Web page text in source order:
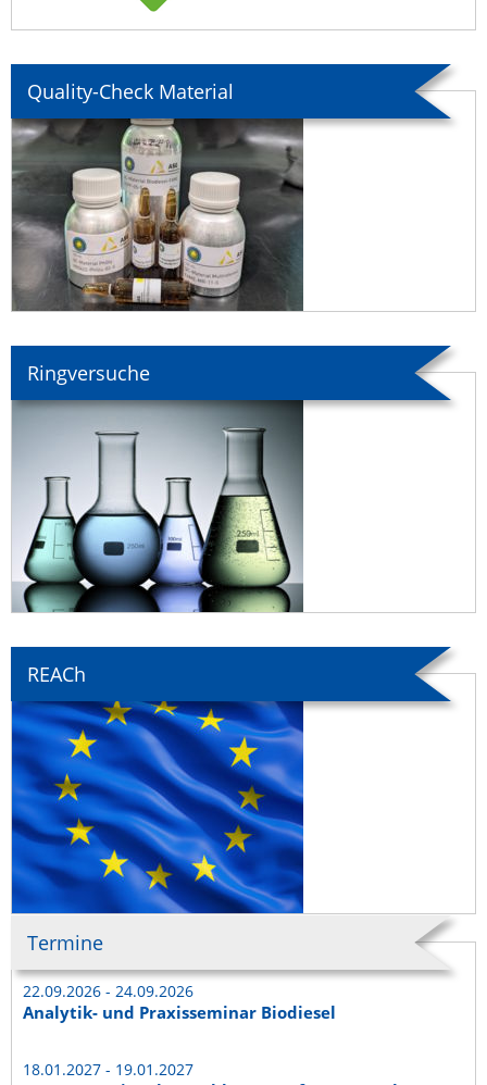
Quality-Check Material
Ringversuche
REACh
Termine
22.09.2026 - 24.09.2026
Analytik- und Praxisseminar Biodiesel
18.01.2027 - 19.01.2027